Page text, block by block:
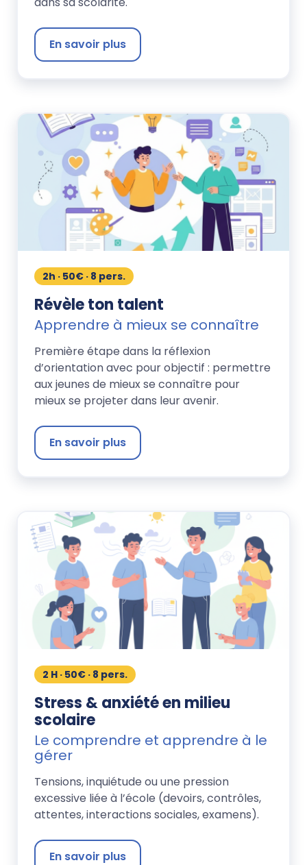
En savoir plus
2h · 50€ · 8 pers.
Révèle ton talent
Apprendre à mieux se connaître
Première étape dans la réflexion
d’orientation avec pour objectif : permettre
aux jeunes de mieux se connaître pour
mieux se projeter dans leur avenir.
En savoir plus
2 H · 50€ · 8 pers.
Stress & anxiété en milieu
scolaire
Le comprendre et apprendre à le
gérer
Tensions, inquiétude ou une pression
excessive liée à l’école (devoirs, contrôles,
attentes, interactions sociales, examens).
En savoir plus